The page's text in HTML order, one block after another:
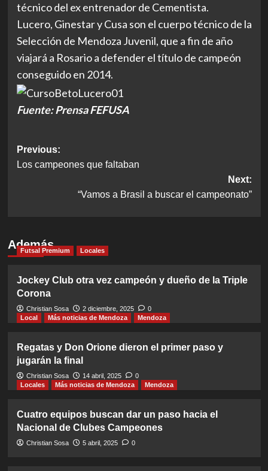
técnico del ex entrenador de Cementista.
Lucero, Ginestar y Cusa son el cuerpo técnico de la
Selección de Mendoza Juvenil, que a fin de año
viajará a Rosario a defender el título de campeón
conseguido en 2014.
Fuente: Prensa FEFUSA
Post
navigation
Previous:
Los campeones que faltaban
Next:
“Vamos a Brasil a buscar el campeonato”
Además
Futsal Premium Locales
Jockey Club otra vez campeón y dueño de la Triple
Corona
Christian Sosa 2 diciembre, 2025
0
Local
Más noticias de Mendoza Mendoza
Regatas y Don Orione dieron el primer paso y
jugarán la final
Christian Sosa 14 abril, 2025
0
Locales
Más noticias de Mendoza Mendoza
Cuatro equipos buscan dar un paso hacia el
Nacional de Clubes Campeones
Christian Sosa 5 abril, 2025 0